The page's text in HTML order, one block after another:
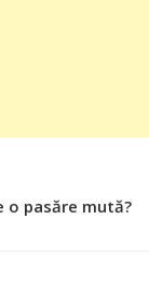
o pasăre mută?